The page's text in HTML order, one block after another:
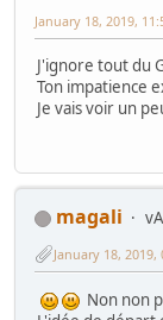
January 18, 2019,
J'ignore tout du
Ton impatience
Je vais voir un
magali
January 18, 2019,
Non non